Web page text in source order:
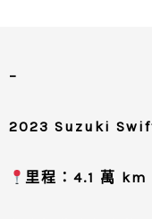
–
2023 Suzuki
里程：4.1 萬 km